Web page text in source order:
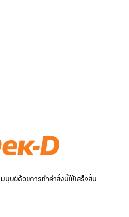
นุษย์ด้วยการทำคำสั่งนี้ให้เสร็จสิ้น